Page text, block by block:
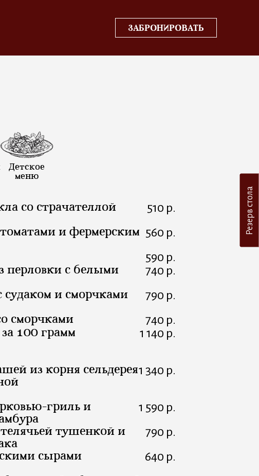
ЗАБРОНИРОВАТЬ
Резерв стола
Детское
меню
со страчателлой 510 р.
и фермерским 560 р.
590 р.
перловки с белыми
740 р.
судаком и сморчками 790 р.
сморчками 740 р.
100 грамм 1 140 р.
из корня сельдерея1 340 р.
гриль и
1 590 р.
тушенкой и
790 р.
сырами 640 р.